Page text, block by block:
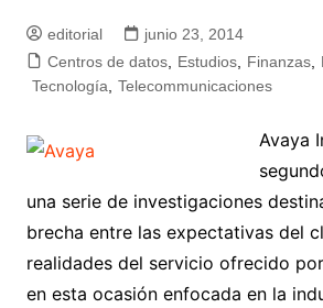
editorial
junio 23, 2014
Centros de datos, Estudios, Finanzas,
Tecnología
Telecommunicaciones
Avaya
una serie de investigaciones
brecha entre las expectativas del
realidades del servicio ofrecido
en esta ocasión enfocada en la